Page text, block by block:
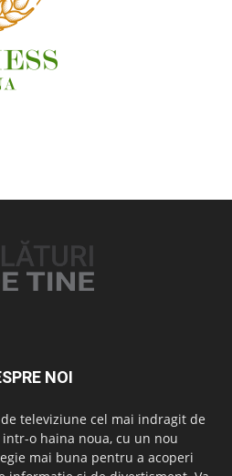
NOI
televiziune cel mai indragit de
o haina noua, cu un nou
mai buna pentru a acoperi